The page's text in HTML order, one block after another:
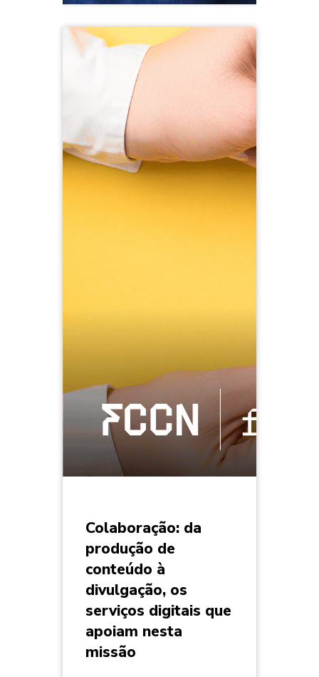
Colaboração: da
produção de
conteúdo à
divulgação, os
serviços digitais que
apoiam nesta
missão